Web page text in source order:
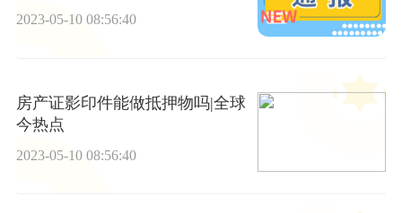
2023-05-10 08:56:40
房产证影印件能做抵押物吗|全球
今热点
2023-05-10 08:56:40